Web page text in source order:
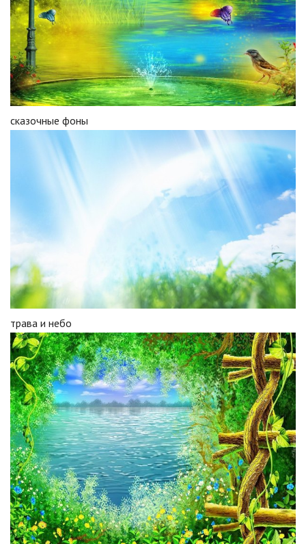
сказочные фоны
трава и небо